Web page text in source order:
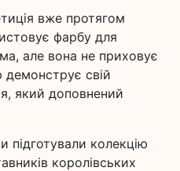
вже протягом
фарбу для
але вона не приховує
демонструє свій
який доповнений
колекцію
королівських